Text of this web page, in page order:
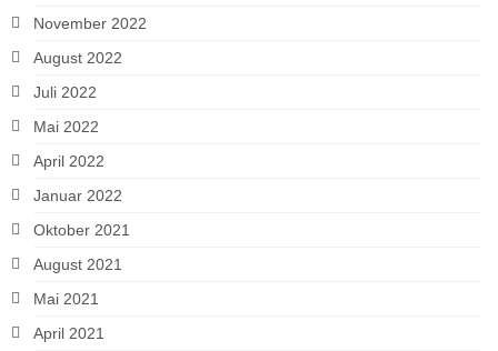
November 2022
August 2022
Juli 2022
Mai 2022
April 2022
Januar 2022
Oktober 2021
August 2021
Mai 2021
April 2021